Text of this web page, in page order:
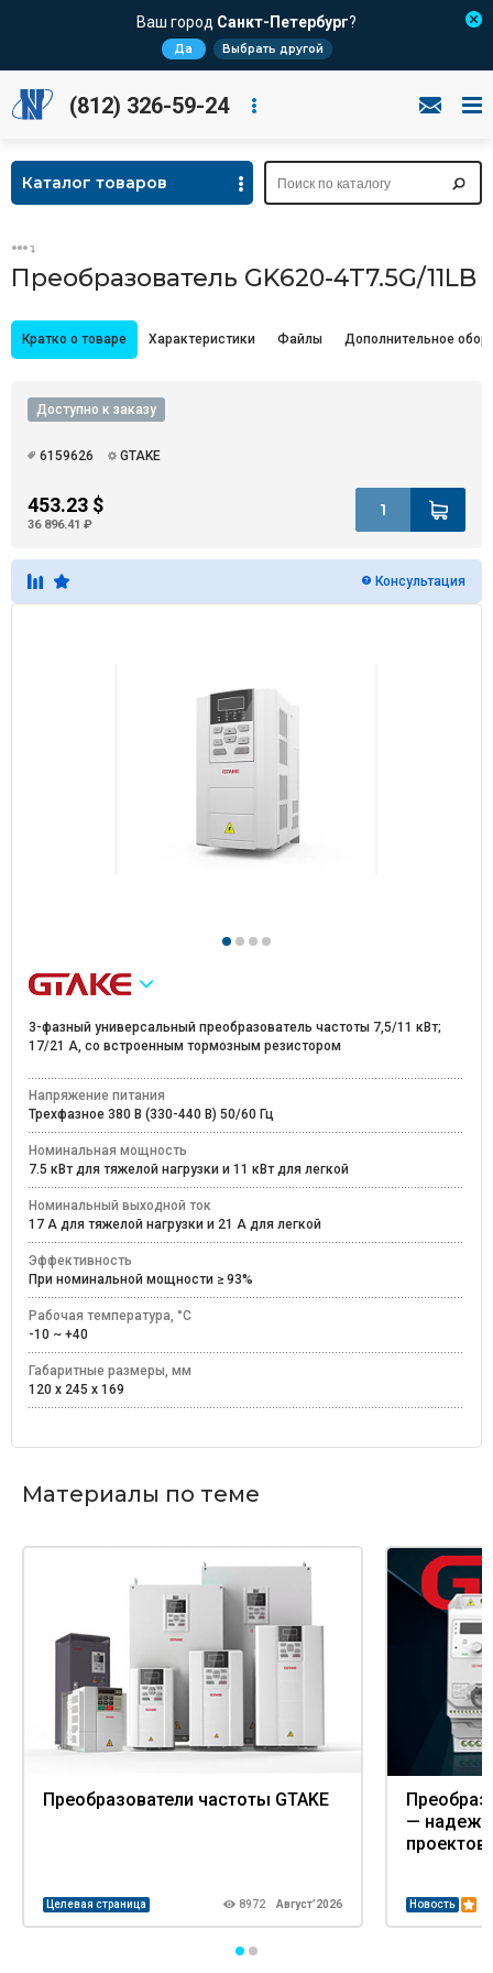
Ваш город Санкт-Петербург?
Да Выбрать другой
(812) 326-59-24
Каталог товаров
Преобразователь GK620-4T7.5G/11LB
Кратко о товаре Характеристики Файлы Дополнительное
Доступно к заказу
6159626 GTAKE
453.23 $
36 896.41 ₽
Консультация
3-фазный универсальный преобразователь частоты 7,5/11 кВт;
17/21 А, со встроенным тормозным резистором
Напряжение питания
Трехфазное 380 В (330-440 В) 50/60 Гц
Номинальная мощность
7.5 кВт для тяжелой нагрузки и 11 кВт для легкой
Номинальный выходной ток
17 А для тяжелой нагрузки и 21 А для легкой
Эффективность
При номинальной мощности ≥ 93%
Рабочая температура, °C
-10 ~ +40
Габаритные размеры, мм
120 x 245 x 169
Материалы по теме
Преобразователи частоты GTAKE
Целевая страница 8972 Август’2026
—
проектов
Новость